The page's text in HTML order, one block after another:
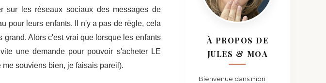
sur les réseaux sociaux des messages de
pour leurs enfants. Il n'y a pas de règle, cela
grand. Alors c'est vrai que lorsque les enfants
une demande pour pouvoir s'acheter LE
souviens bien, je faisais pareil).
À PROPOS DE
JULES & MOA
Bienvenue dans mon